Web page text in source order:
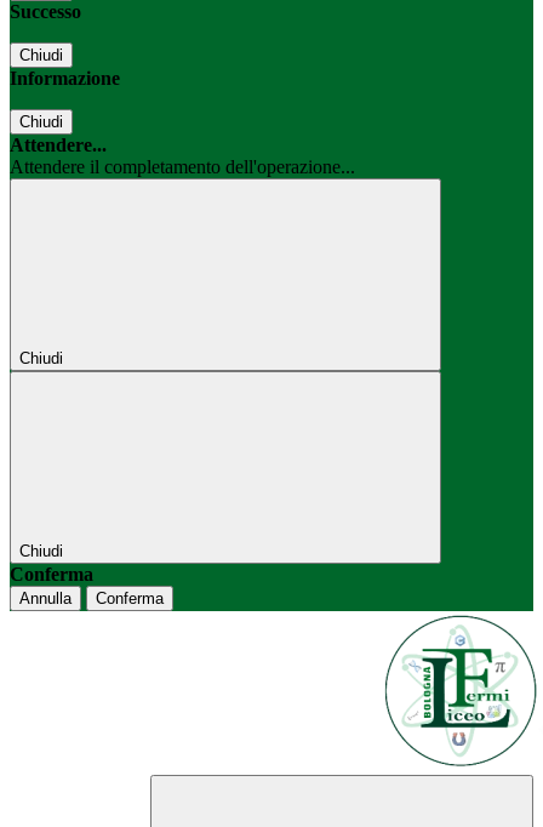
Successo
Chiudi
Informazione
Chiudi
Attendere...
Attendere il completamento dell'operazione...
Chiudi
Chiudi
Conferma
Annulla Conferma